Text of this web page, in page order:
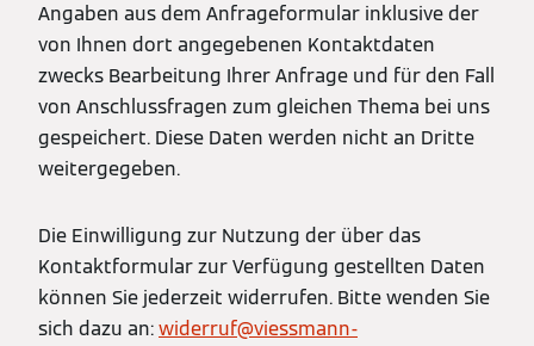
Angaben aus dem Anfrageformular inklusive der
von Ihnen dort angegebenen Kontaktdaten
zwecks Bearbeitung Ihrer Anfrage und für den Fall
von Anschlussfragen zum gleichen Thema bei uns
gespeichert. Diese Daten werden nicht an Dritte
weitergegeben.
Die Einwilligung zur Nutzung der über das
Kontaktformular zur Verfügung gestellten Daten
können Sie jederzeit widerrufen. Bitte wenden Sie
sich dazu an:widerruf@viessmann-